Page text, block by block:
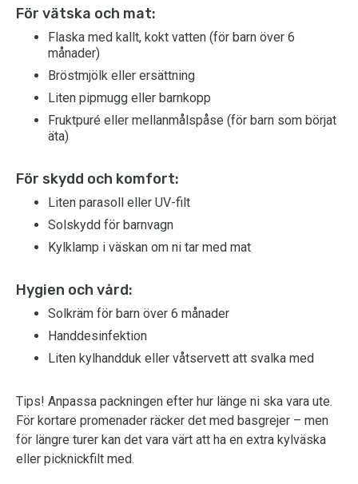
För vätska och mat:
Flaska med kallt, kokt vatten (för barn över 6
månader)
Bröstmjölk eller ersättning
Liten pipmugg eller barnkopp
Fruktpuré eller mellanmålspåse (för barn som börjat
äta)
För skydd och komfort:
Liten parasoll eller UV-filt
Solskydd för barnvagn
Kylklamp i väskan om ni tar med mat
Hygien och vård:
Solkräm för barn över 6 månader
Handdesinfektion
Liten kylhandduk eller våtservett att svalka med
Tips! Anpassa packningen efter hur länge ni ska vara ute.
För kortare promenader räcker det med basgrejer – men
för längre turer kan det vara värt att ha en extra kylväska
eller picknickfilt med.